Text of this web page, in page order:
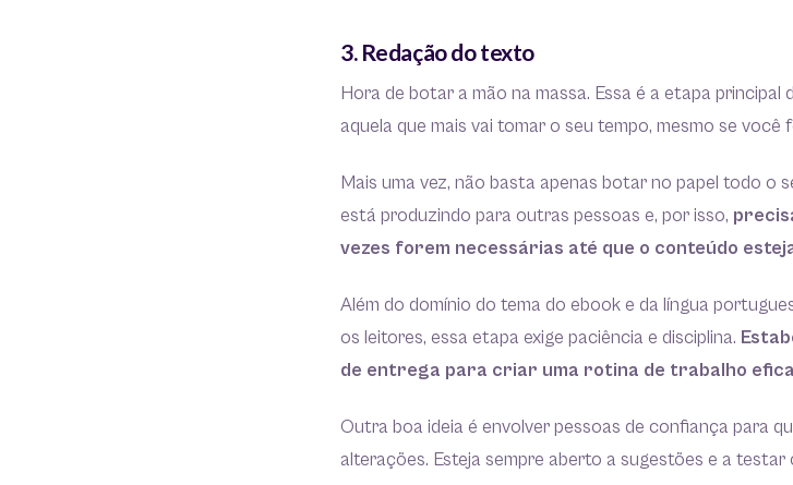
3. Redação do texto
Hora de botar a mão na massa. Essa é a etapa
aquela que mais vai tomar o seu tempo, mesmo se você
Mais uma vez, não basta apenas botar no papel todo o
está produzindo para outras pessoas e, por isso,
vezes forem necessárias até que o conteúdo
Além do domínio do tema do ebook e da língua
os leitores, essa etapa exige paciência e disciplina.
de entrega para criar uma rotina de trabalho
Outra boa ideia é envolver pessoas de confiança para
alterações. Esteja sempre aberto a sugestões e a